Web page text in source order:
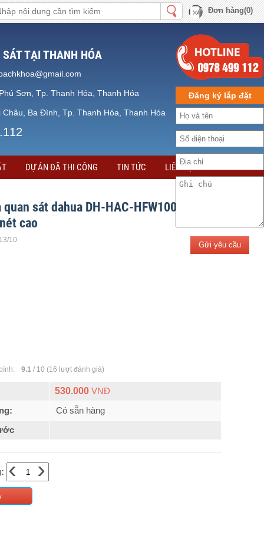
Đơn hàng(0)
TẠI THANH HÓA
Sơn, Tp. Thanh Hóa, Thanh Hóa
Ba Đình, Tp. Thanh Hóa, Thanh Hóa
DỰ ÁN ĐÃ THI CÔNG TIN TỨC LIÊN HỆ
quan sát dahua DH-HAC-HFW1000SP​ HD-
cao
10
9.1 / 10 (16 lượt đánh giá)
530.000 VNĐ
Có sẵn hàng
›
‹
Đăng ký lắp đặt
Gửi yêu cầu